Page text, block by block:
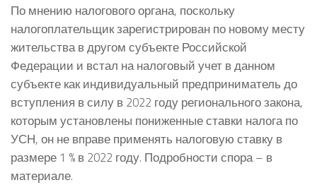
По мнению налогового органа, поскольку
налогоплательщик зарегистрирован по новому месту
жительства в другом субъекте Российской
Федерации и встал на налоговый учет в данном
субъекте как индивидуальный предприниматель до
вступления в силу в 2022 году регионального закона,
которым установлены пониженные ставки налога по
УСН, он не вправе применять налоговую ставку в
размере 1 % в 2022 году. Подробности спора – в
материале.